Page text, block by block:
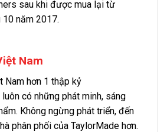
sau khi được mua lại từ
năm 2017.
Nam
Nam hơn 1 thập kỷ
luôn có những phát minh, sáng
Không ngừng phát triển, đến
phân phối của TaylorMade hơn.